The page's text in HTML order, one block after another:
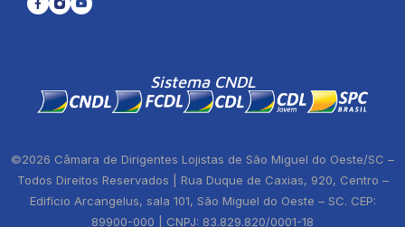
Sistema CNDL
©2026 Câmara de Dirigentes Lojistas de São Miguel do Oeste/SC –
Todos Direitos Reservados | Rua Duque de Caxias, 920, Centro –
Edifício Arcangelus, sala 101, São Miguel do Oeste – SC. CEP:
89900-000 | CNPJ: 83.829.820/0001-18